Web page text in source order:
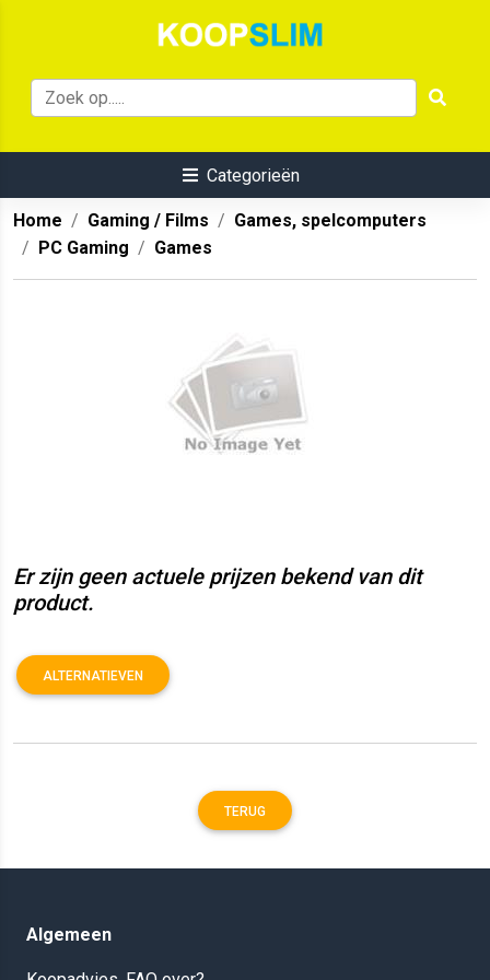
Categorieën
Home Gaming / Films
Games, spelcomputers
PC Gaming
Games
Er zijn geen actuele prijzen bekend van dit
product.
ALTERNATIEVEN
TERUG
Algemeen